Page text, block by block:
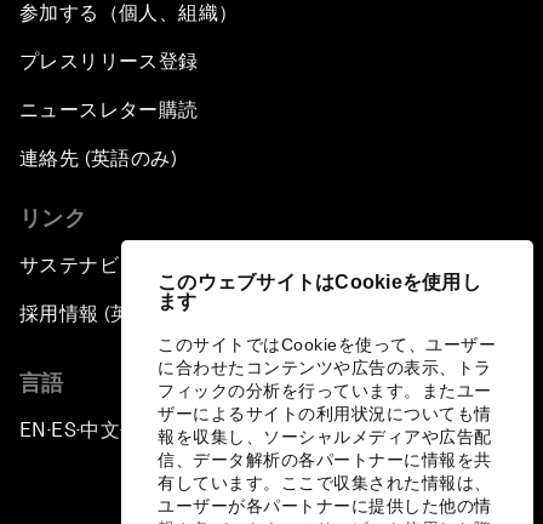
このウェブサイトはCookieを使用し
ます
このサイトではCookieを使って、ユーザー
に合わせたコンテンツや広告の表示、トラ
フィックの分析を行っています。またユー
ザーによるサイトの利用状況についても情
報を収集し、ソーシャルメディアや広告配
信、データ解析の各パートナーに情報を共
有しています。ここで収集された情報は、
ユーザーが各パートナーに提供した他の情
参加する（個人、組織）
プレスリリース登録
ニュースレター購読
連絡先 (英語のみ)
リンク
サステナビリティへの取り組み
採用情報 (英語のみ)
言語
EN ▪ES▪中文▪ 日本語